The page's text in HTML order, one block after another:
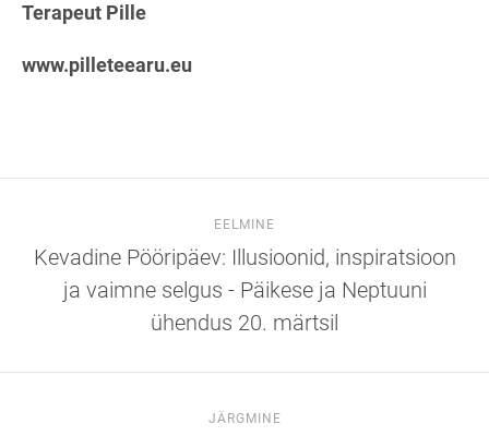
Terapeut Pille
www.pilleteearu.eu
EELMINE
Kevadine Pööripäev: Illusioonid, inspiratsioon
ja vaimne selgus - Päikese ja Neptuuni
ühendus 20. märtsil
JÄRGMINE